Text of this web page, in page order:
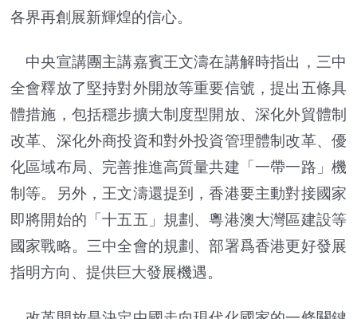
各界再創展新輝煌的信心。
中央宣講團主講嘉賓王文濤在講解時指出，三中
全會釋放了堅持對外開放等重要信號，提出五條具
體措施，包括穩步擴大制度型開放、深化外貿體制
改革、深化外商投資和對外投資管理體制改革、優
化區域布局、完善推進高質量共建「一帶一路」機
制等。另外，王文濤還提到，香港要主動對接國家
即將開始的「十五五」規劃、粵港澳大灣區建設等
國家戰略。三中全會的規劃、部署爲香港更好發展
指明方向、提供巨大發展機遇。